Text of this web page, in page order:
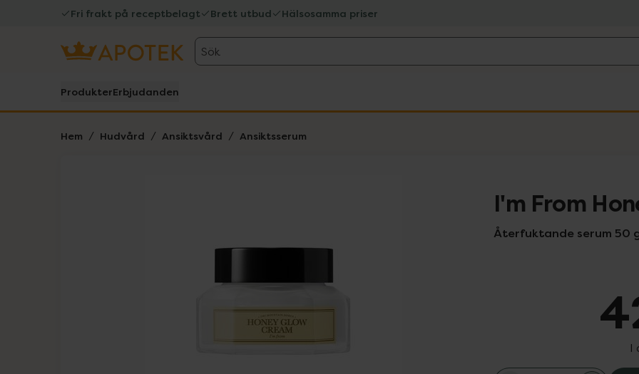
Fri frakt på receptbelagt Brett utbud Hälsosamma priser
Sök
ProdukterErbjudanden
Hem Hudvård Ansiktsvård Ansiktsserum
I'm From
Återfuktande serum 50
I